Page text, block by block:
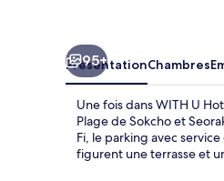
95+
PrésentationChambres
Une fois dans WITH U
Plage de Sokcho et
Fi, le parking avec
figurent une terrasse et